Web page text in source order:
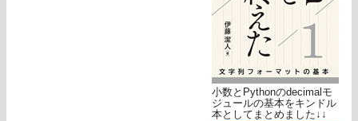
小数とPythonのdecimalモ
ジュールの基本をキンドル
本としてまとめました↓↓